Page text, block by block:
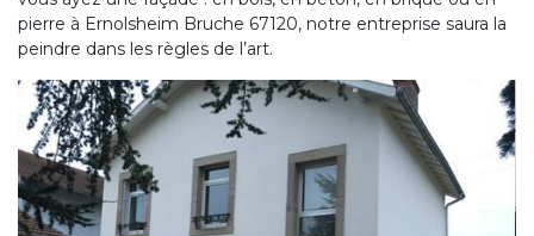
pierre à Ernolsheim Bruche 67120, notre entreprise saura la
peindre dans les règles de l’art.